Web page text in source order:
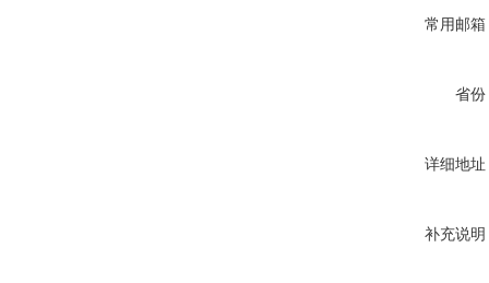
常用邮箱
省份
详细地址
补充说明